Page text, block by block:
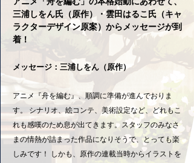
三浦しをん氏（原作）・雲田はるこ氏（キャ
ラクターデザイン原案）からメッセージが到
着！
メッセージ：三浦しをん（原作）
アニメ『舟を編む』、順調に準備が進んでおりま
す。 シナリオ、絵コンテ、美術設定など、どれもこ
れも感嘆のため息が出てきます。スタッフのみなさ
まの情熱が詰まった作品になりそうで、とっても楽
しみです！ しかも、原作の連載当時からイラストを